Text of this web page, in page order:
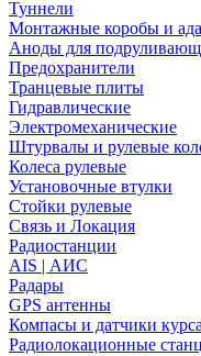
Туннели
Монтажные коробы и
Аноды для
Предохранители
Транцевые плиты
Гидравлические
Электромеханические
Штурвалы и рулевые
Колеса рулевые
Установочные втулки
Стойки рулевые
Связь и Локация
Радиостанции
AIS | АИС
Радары
GPS антенны
Компасы и датчики курса
Радиолокационные